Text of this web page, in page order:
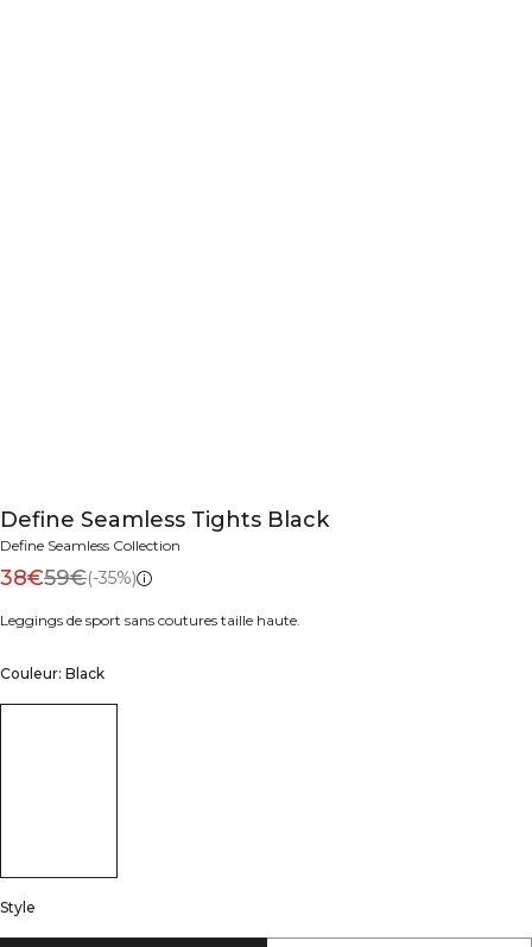
Define Seamless Tights Black
Define Seamless Collection
38€59€(-35%)
Leggings de sport sans coutures taille haute.
Couleur: Black
Style